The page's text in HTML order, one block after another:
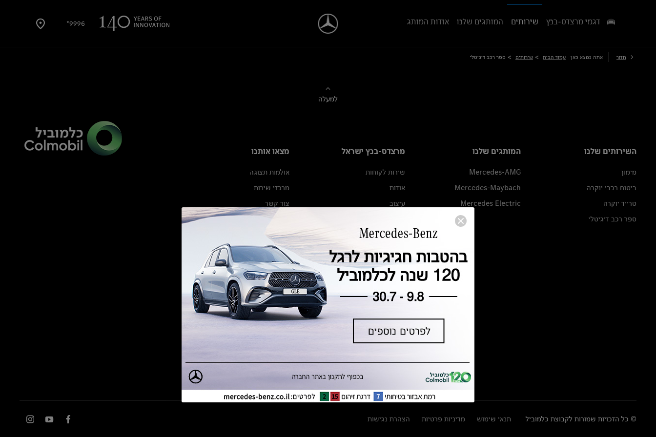
9996* דגמי מרצדס-בנץ שירותים המותגים שלנו אודות המותג
חזור אתה נמצא כאן עמוד הבית > שירותים > ספר רכב דיגיטלי
למעלה
השירותים שלנו
מימון
ביטוח רכבי יוקרה
טרייד יוקרה
ספר רכב דיגיטלי
המותגים שלנו
Mercedes-AMG
Mercedes-Maybach
Mercedes Electric
מרצדס-בנץ ישראל
שירות לקוחות
אודות
עיצוב
מגזין מרצדס-בנץ
ספרי רכב מרצדס-בנץ
נתוני זיהום אוויר וצריכת דלק וחשמל
נתוני תווית צמיגים
מחירון חלפים
הודעה על הטבות לרכבי מרצדס בהסדר
מצאו אותנו
אולמות תצוגה
מרכזי שירות
צור קשר
© כל הזכויות שמורות לקבוצת כלמוביל תנאי שימוש מדיניות פרטיות הצהרת נגישות